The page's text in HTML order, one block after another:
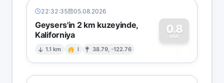
22:32:35 05.08.2026
Geysers'in 2 km kuzeyinde,
Kaliforniya
1.1 km I 38.79, -122.76
0.8
MW
0